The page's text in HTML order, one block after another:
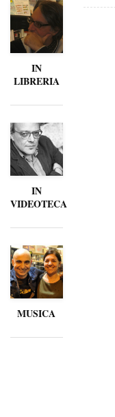
IN
LIBRERIA
IN
VIDEOTECA
MUSICA